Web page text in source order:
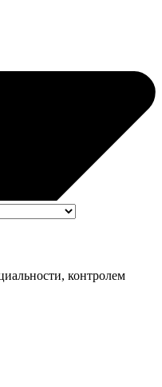
контролем